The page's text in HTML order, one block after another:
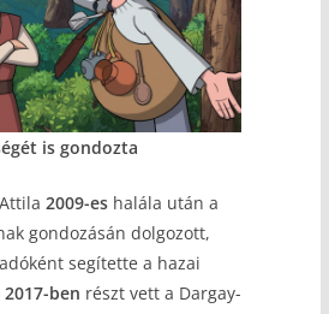
is gondozta
2009-eshalála után a
gondozásán dolgozott,
segítette a hazai
2017-ben részt vett a Dargay-